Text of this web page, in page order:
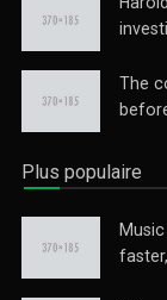
The
Plus populaire